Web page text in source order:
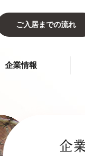
ご入居までの流れ
企業情報
企